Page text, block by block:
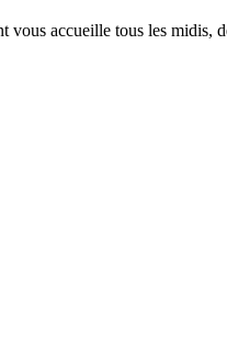
accueille tous les midis,